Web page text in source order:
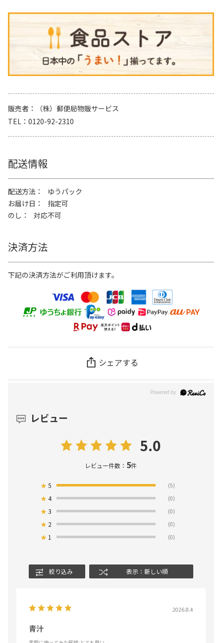
販売者
（株）郵便局物販サービス
TEL
0120-92-2310
配送情報
配送方法
ゆうパック
お届け日
指定可
のし
対応不可
決済方法
下記の決済方法がご利用頂けます。
シェアする
レビュー
5.0
レビュー件数： 5件
★5 (5)
★4 (0)
★3 (0)
★ 2 (0)
★ 1 (0)
絞り込み 表示：新しい順
2026.8.4
青汁